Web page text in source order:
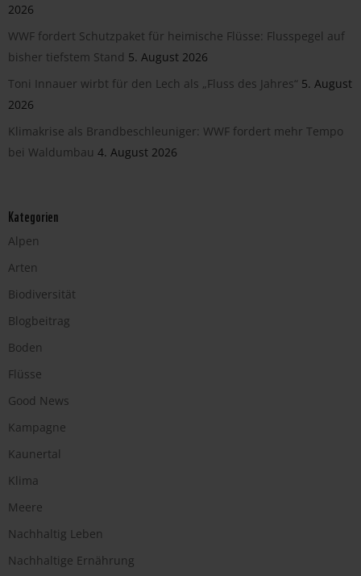
2026
WWF fordert Schutzpaket für heimische Flüsse: Flusspegel auf
bisher tiefstem Stand 5. August 2026
Toni Innauer wirbt für den Lech als „Fluss des Jahres“ 5. August
2026
Klimakrise als Brandbeschleuniger: WWF fordert mehr Tempo
bei Waldumbau 4. August 2026
Kategorien
Alpen
Arten
Biodiversität
Blogbeitrag
Boden
Flüsse
Good News
Kampagne
Kaunertal
Klima
Meere
Nachhaltig Leben
Nachhaltige Ernährung